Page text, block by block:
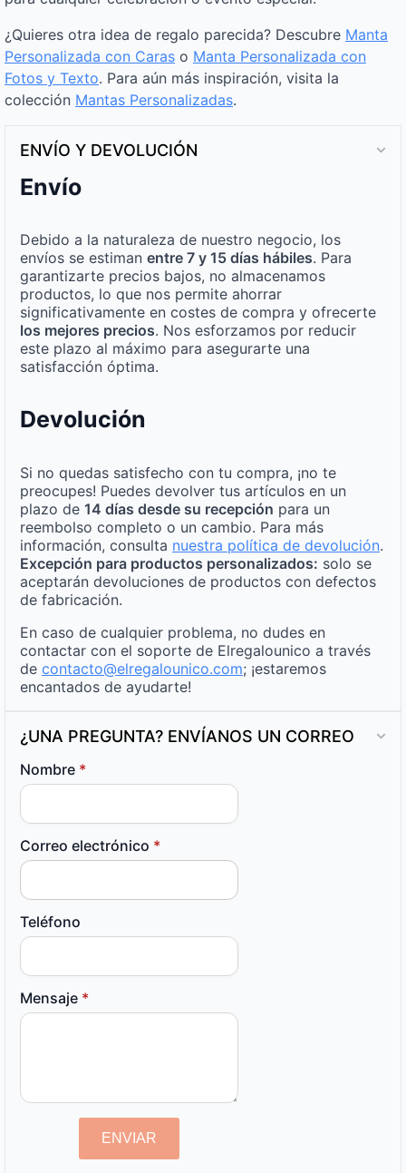
¿Quieres otra idea de regalo parecida? Descubre Manta
Personalizada con Caras o Manta Personalizada con
Fotos y Texto. Para aún más inspiración, visita la
colección Mantas Personalizadas.
ENVÍO Y DEVOLUCIÓN
Envío
Debido a la naturaleza de nuestro negocio, los
envíos se estiman entre 7 y 15 días hábiles. Para
garantizarte precios bajos, no almacenamos
productos, lo que nos permite ahorrar
significativamente en costes de compra y ofrecerte
los mejores precios. Nos esforzamos por reducir
este plazo al máximo para asegurarte una
satisfacción óptima.
Devolución
Si no quedas satisfecho con tu compra, ¡no te
preocupes! Puedes devolver tus artículos en un
plazo de 14 días desde su recepción para un
reembolso completo o un cambio. Para más
información, consulta nuestra política de devolución.
Excepción para productos personalizados: solo se
aceptarán devoluciones de productos con defectos
de fabricación.
En caso de cualquier problema, no dudes en
contactar con el soporte de Elregalounico a través
de contacto@elregalounico.com; ¡estaremos
encantados de ayudarte!
¿UNA PREGUNTA? ENVÍANOS UN CORREO
Nombre *
Correo electrónico *
Teléfono
Mensaje *
ENVIAR